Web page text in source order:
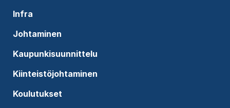
Infra
Johtaminen
Kaupunkisuunnittelu
Kiinteistöjohtaminen
Koulutukset